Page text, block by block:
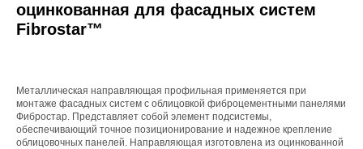
оцинкованная для фасадных систем
Fibrostar™
Металлическая направляющая профильная применяется при
монтаже фасадных систем с облицовкой фиброцементными панелями
Фибростар. Представляет собой элемент подсистемы,
обеспечивающий точное позиционирование и надежное крепление
облицовочных панелей. Направляющая изготовлена из оцинкованной